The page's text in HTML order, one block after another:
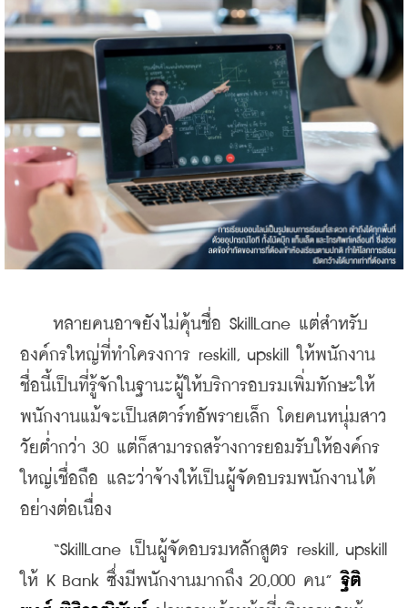
หลายคนอาจยังไม่คุ้นชื่อ SkillLane แต่สำหรับ
องค์กรใหญ่ที่ทำโครงการ reskill, upskill ให้พนักงาน
ชื่อนี้เป็นที่รู้จักในฐานะผู้ให้บริการอบรมเพิ่มทักษะให้
พนักงานแม้จะเป็นสตาร์ทอัพรายเล็ก โดยคนหนุ่มสาว
วัยต่ำกว่า 30 แต่ก็สามารถสร้างการยอมรับให้องค์กร
ใหญ่เชื่อถือ และว่าจ้างให้เป็นผู้จัดอบรมพนักงานได้
อย่างต่อเนื่อง
“SkillLane เป็นผู้จัดอบรมหลักสูตร reskill, upskill
ให้ K Bank ซึ่งมีพนักงานมากถึง 20,000 คน” ฐิติ